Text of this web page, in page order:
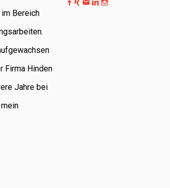
Bereich
Firma Hinden
Jahre bei